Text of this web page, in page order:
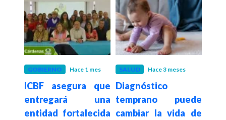
GOBIERNO Hace 1 mes
ICBF asegura que
entregará una
entidad fortalecida
SALUD Hace 3 meses
Diagnóstico
temprano puede
cambiar la vida de